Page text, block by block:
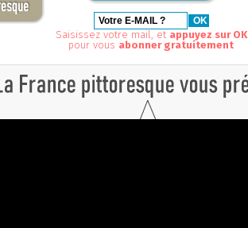
Saisissez votre mail, et appuyez sur OK
pour vous abonner gratuitement